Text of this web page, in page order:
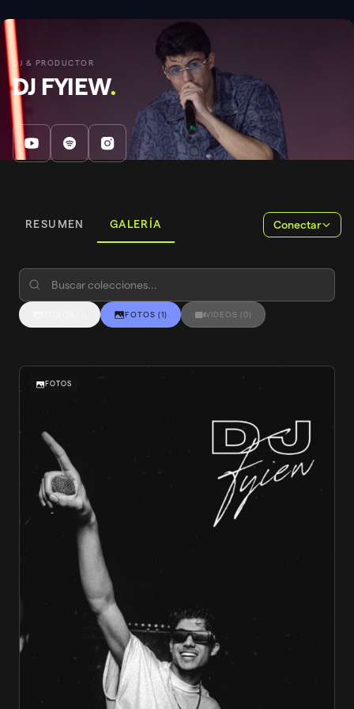
DJ & PRODUCTOR
DJ FYIEW.
RESUMEN GALERÍA Conectar
FOTOS (1) VIDEOS (0)
FOTOS